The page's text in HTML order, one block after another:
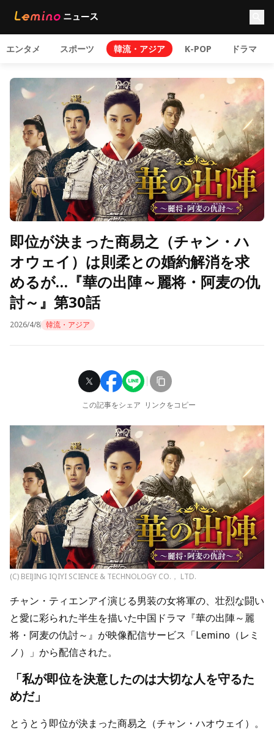
エンタメ スポーツ 韓流・アジア K-POP ドラマ
即位が決まった商易之（チャン・ハ
オウェイ）は則柔との婚約解消を求
めるが…『華の出陣～麗将・阿麦の仇
討～』第30話
2026/4/8 韓流・アジア
この記事をシェア リンクをコピー
(C) BEIJING IQIYI SCIENCE & TECHNOLOGY CO.， LTD.
チャン・ティエンアイ演じる男装の女将軍の、壮烈な闘い
と愛に彩られた半生を描いた中国ドラマ『華の出陣～麗
将・阿麦の仇討～』が映像配信サービス「Lemino（レミ
ノ）」から配信された。
「私が即位を決意したのは大切な人を守るた
めだ」
とうとう即位が決まった商易之（チャン・ハオウェイ）。